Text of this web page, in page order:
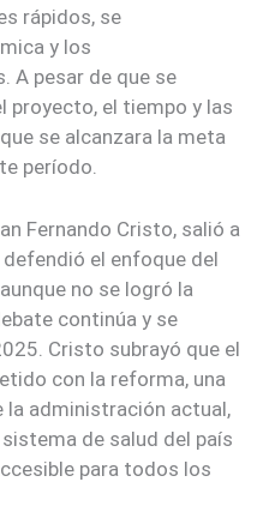
rápidos, se
y los
A pesar de que se
proyecto, el tiempo y las
se alcanzara la meta
período.
Fernando Cristo, salió a
el enfoque del
no se logró la
continúa y se
Cristo subrayó que el
con la reforma, una
la administración actual,
de salud del país
para todos los